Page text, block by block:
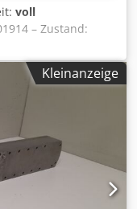
voll
– Zustand:
–
– TECHNO F –
bieten wir
Sie uns.
Kleinanzeige